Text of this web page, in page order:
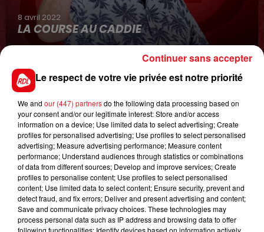
8 avril 2022
LA COURSE AU CADDIE
0h00
GAGNEZ VOS ENTRÉES JOUR AU CENTER
PARCS DU LAC D'AILETTE !
Le respect de votre vie privée est notre priorité
We and our (447) partnersdo the following data processing based on
your consent and/or our legitimate interest: Store and/or access
information on a device; Use limited data to select advertising; Create
profiles for personalised advertising; Use profiles to select personalised
advertising; Measure advertising performance; Measure content
performance; Understand audiences through statistics or combinations
of data from different sources; Develop and improve services; Create
profiles to personalise content; Use profiles to select personalised
content; Use limited data to select content; Ensure security, prevent and
detect fraud, and fix errors; Deliver and present advertising and content;
Save and communicate privacy choices. These technologies may
process personal data such as IP address and browsing data to offer
following functionalities: Identify devices based on information actively
Continuer sans accepter